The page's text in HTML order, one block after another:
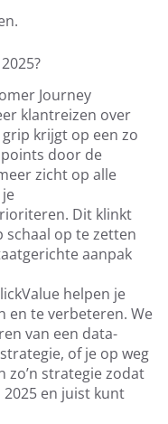
Journey
klantreizen over
krijgt op een zo
door de
zicht op alle
Dit klinkt
op te zetten
aanpak
helpen je
en te verbeteren. We
van een data-
of je op weg
zo’n strategie zodat
en juist kunt